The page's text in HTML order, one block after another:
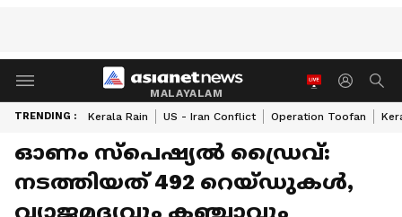
MALAYALAM
TRENDING : Kerala Rain US - Iran Conflict Operation Toofan
ഓണം സ്പെഷ്യല്‍ ഡ്രൈവ്:
നടത്തിയത് 492 റെയ്ഡുകള്‍,
വ്യാജമദ്യവും കഞ്ചാവും